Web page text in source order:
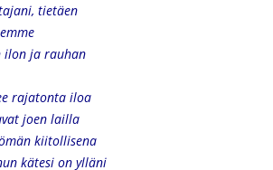
tietäen
ilon ja rauhan
rajatonta iloa
joen lailla
kiitollisena
kätesi on ylläni